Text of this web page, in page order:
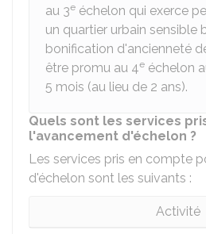
au 3e échelon qui exerce
un quartier urbain sensible
bonification d'ancienneté
être promu au 4e échelon
5 mois (au lieu de 2 ans).
Quels sont les services
l'avancement d'échelon ?
Les services pris en compte
d'échelon sont les suivants :
Activité